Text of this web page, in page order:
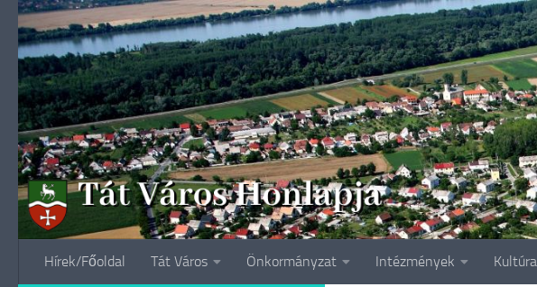
Skip to content
Hírek/Főoldal Tát Város Önkormányzat Intézmények Kultúra